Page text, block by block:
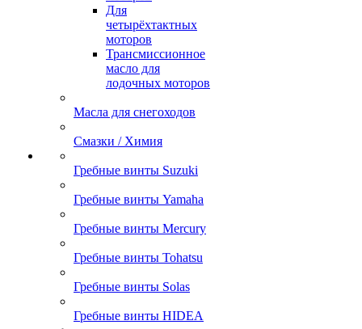
Для
четырёхтактных
моторов
Трансмиссионное
масло для
лодочных моторов
Масла для снегоходов
Смазки / Химия
Гребные винты Suzuki
Гребные винты Yamaha
Гребные винты Mercury
Гребные винты Tohatsu
Гребные винты Solas
Гребные винты HIDEA